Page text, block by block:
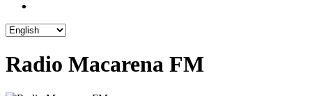
Radio Macarena FM